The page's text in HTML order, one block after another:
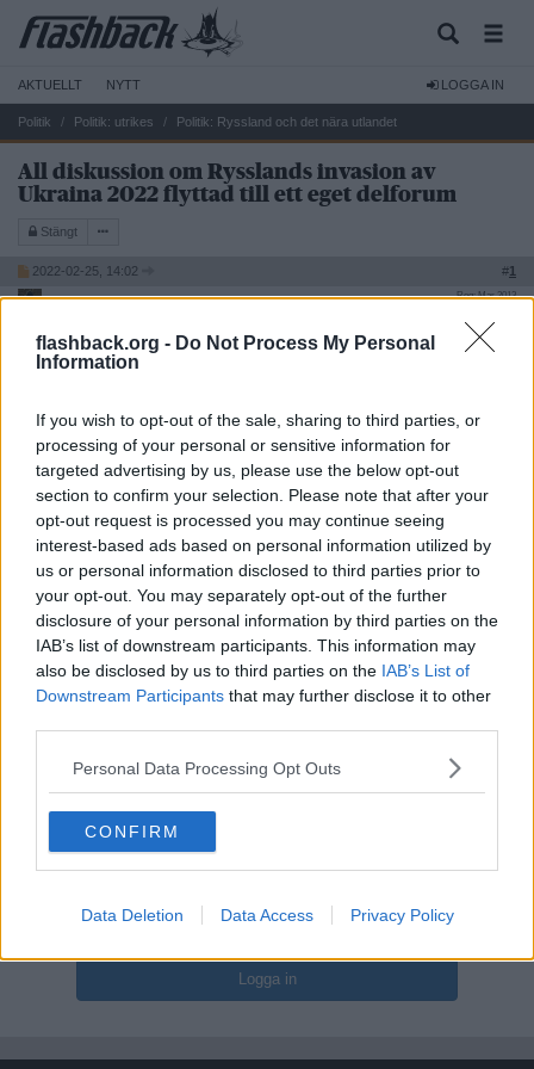
flashback.org - Do Not Process My Personal
Information
If you wish to opt-out of the sale, sharing to third parties, or
processing of your personal or sensitive information for
targeted advertising by us, please use the below opt-out
section to confirm your selection. Please note that after your
opt-out request is processed you may continue seeing
interest-based ads based on personal information utilized by
us or personal information disclosed to third parties prior to
your opt-out. You may separately opt-out of the further
disclosure of your personal information by third parties on the
IAB’s list of downstream participants. This information may
also be disclosed by us to third parties on the IAB’s List of
Downstream Participants that may further disclose it to other
Personal Data Processing Opt Outs
CONFIRM
Data Deletion Data Access Privacy Policy
AKTUELLT NYTT LOGGA IN
Politik Politik: utrikes Politik: Ryssland och det nära utlandet
All diskussion om Rysslands invasion av
Ukraina 2022 flyttad till ett eget delforum
Stängt
2022-02-25, 14:02 #1
Unity
Reg: Mar 2013
All diskussion om Rysslands invasion av Ukraina 2022 flyttad till
ett eget delforum.
(FB) Rysslands invasion av Ukraina 2022
/Mod
Skapa ett konto eller logga in för att
kommentera
Du måste vara medlem för att kunna kommentera
Har du redan ett konto? Logga in här
Logga in